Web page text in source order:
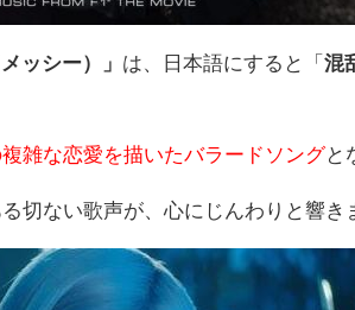
ッシー）」 は、日本語にすると「混
雑な恋愛を描いたバラードソングと
切ない歌声が、心にじんわりと響き